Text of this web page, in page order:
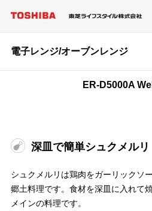
電子レンジ/オーブンレンジ
ER-D5000A
深皿で簡単シュクメルリ
シュクメルリは鶏肉をガーリックソ
郷土料理です。食材を深皿に入れて
メインの料理です。